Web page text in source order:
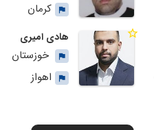
کرمان
هادی امیری
خوزستان
اهواز